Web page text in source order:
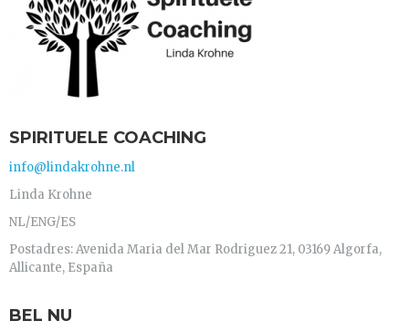
SPIRITUELE COACHING
info@lindakrohne.nl
Linda Krohne
NL/ENG/ES
Postadres: Avenida Maria del Mar Rodriguez 21, 03169 Algorfa,
Allicante, España
BEL NU